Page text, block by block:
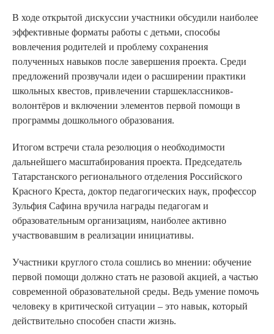
В ходе открытой дискуссии участники обсудили наиболее
эффективные форматы работы с детьми, способы
вовлечения родителей и проблему сохранения
полученных навыков после завершения проекта. Среди
предложений прозвучали идеи о расширении практики
школьных квестов, привлечении старшеклассников-
волонтёров и включении элементов первой помощи в
программы дошкольного образования.
Итогом встречи стала резолюция о необходимости
дальнейшего масштабирования проекта. Председатель
Татарстанского регионального отделения Российского
Красного Креста, доктор педагогических наук, профессор
Зульфия Сафина вручила награды педагогам и
образовательным организациям, наиболее активно
участвовавшим в реализации инициативы.
Участники круглого стола сошлись во мнении: обучение
первой помощи должно стать не разовой акцией, а частью
современной образовательной среды. Ведь умение помочь
человеку в критической ситуации – это навык, который
действительно способен спасти жизнь.